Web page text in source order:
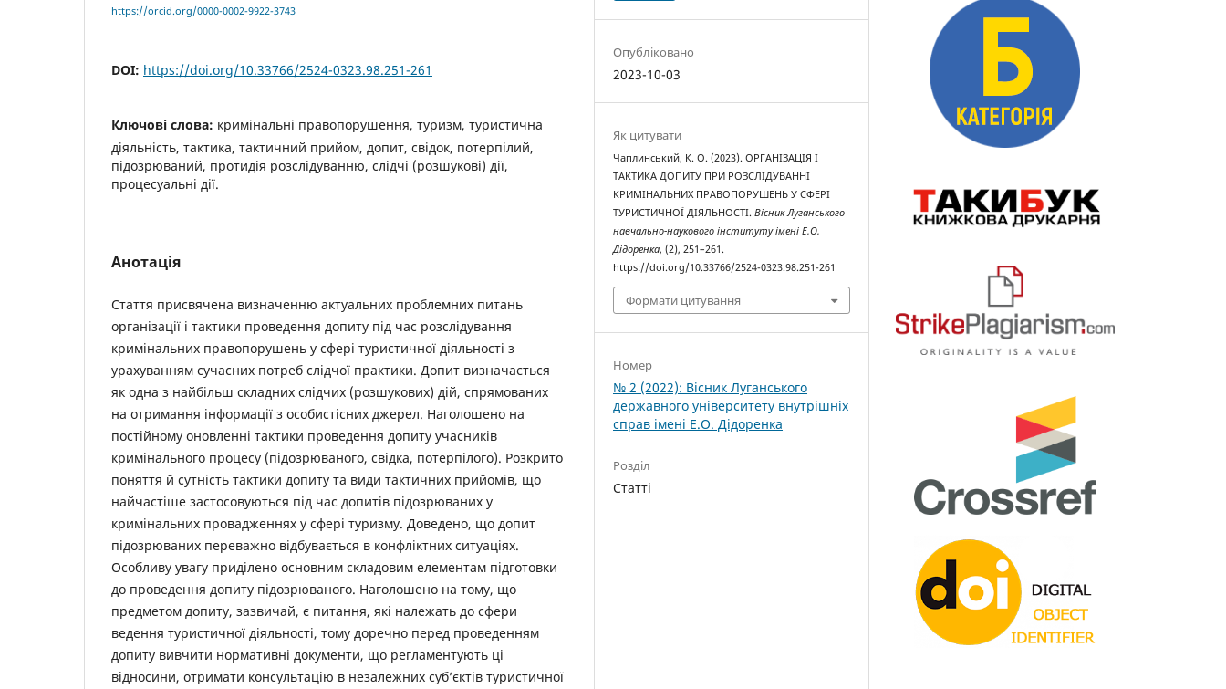
https://orcid.org/0000-0002-9922-3743
DOI: https://doi.org/10.33766/2524-0323.98.251-261
Ключові слова: кримінальні правопорушення, туризм, туристична
діяльність, тактика, тактичний прийом, допит, свідок, потерпілий,
підозрюваний, протидія розслідуванню, слідчі (розшукові) дії,
процесуальні дії.
Анотація
Стаття присвячена визначенню актуальних проблемних питань
організації і тактики проведення допиту під час розслідування
кримінальних правопорушень у сфері туристичної діяльності з
урахуванням сучасних потреб слідчої практики. Допит визначається
як одна з найбільш складних слідчих (розшукових) дій, спрямованих
на отримання інформації з особистісних джерел. Наголошено на
постійному оновленні тактики проведення допиту учасників
кримінального процесу (підозрюваного, свідка, потерпілого). Розкрито
поняття й сутність тактики допиту та види тактичних прийомів, що
найчастіше застосовуються під час допитів підозрюваних у
кримінальних провадженнях у сфері туризму. Доведено, що допит
підозрюваних переважно відбувається в конфліктних ситуаціях.
Особливу увагу приділено основним складовим елементам підготовки
до проведення допиту підозрюваного. Наголошено на тому, що
предметом допиту, зазвичай, є питання, які належать до сфери
ведення туристичної діяльності, тому доречно перед проведенням
допиту вивчити нормативні документи, що регламентують ці
відносини, отримати консультацію в незалежних суб’єктів туристичної
Опубліковано
2023-10-03
Як цитувати
Чаплинський, К. О. (2023). ОРГАНІЗАЦІЯ І
ТАКТИКА ДОПИТУ ПРИ РОЗСЛІДУВАННІ
КРИМІНАЛЬНИХ ПРАВОПОРУШЕНЬ У СФЕРІ
ТУРИСТИЧНОЇ ДІЯЛЬНОСТІ.Вісник Луганського
навчально-наукового інституту імені Е.О.
Дідоренка, (2), 251–261.
https://doi.org/10.33766/2524-0323.98.251-261
Формати цитування
Номер
№ 2 (2022): Вісник Луганського
державного університету внутрішніх
справ імені Е.О. Дідоренка
Розділ
Статті